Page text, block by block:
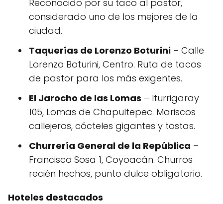
Reconocido por su taco al pastor,
considerado uno de los mejores de la
ciudad.
Taquerías de Lorenzo Boturini – Calle
Lorenzo Boturini, Centro. Ruta de tacos
de pastor para los más exigentes.
El Jarocho de las Lomas – Iturrigaray
105, Lomas de Chapultepec. Mariscos
callejeros, cócteles gigantes y tostas.
Churrería General de la República –
Francisco Sosa 1, Coyoacán. Churros
recién hechos, punto dulce obligatorio.
Hoteles destacados